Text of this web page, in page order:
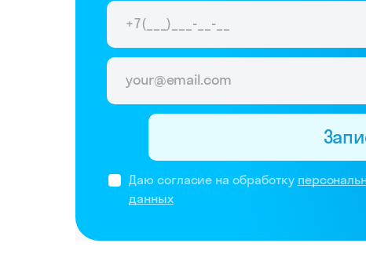
Даю согласие на обработку
данных